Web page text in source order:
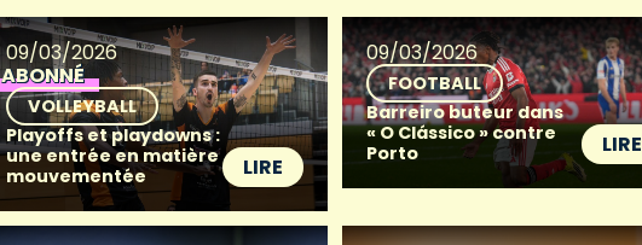
09/03/2026
ABONNÉ
VOLLEYBALL
Playoffs et playdowns :
une entrée en matière
mouvementée
LIRE
09/03/2026
FOOTBALL
Barreiro buteur dans
« O Clássico » contre
Porto
LIRE